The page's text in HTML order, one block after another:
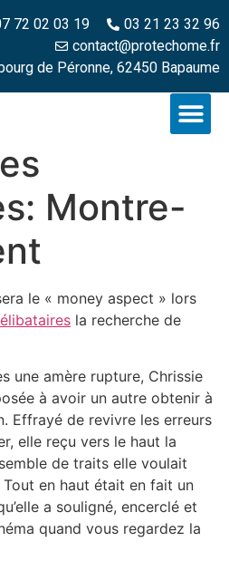
72 02 03 19
03 21 23 32 96
contact@protechome.fr
de Péronne, 62450 Bapaume
Montre-
le « money aspect » lors
la recherche de
une amère rupture, Chrissie
à avoir un autre obtenir à
Effrayé de revivre les erreurs
elle reçu vers le haut la
de traits elle voulait
en haut était en fait un
a souligné, encerclé et
quand vous regardez la